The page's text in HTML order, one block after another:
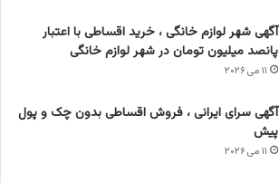
آگهی شهر لوازم خانگی ، خرید اقساطی با اعتبار
پانصد میلیون تومان در شهر لوازم خانگی
۱۱ می ۲۰۲۶
آگهی سرای ایرانی ، فروش اقساطی بدون چک و پول
پیش
۱۱ می ۲۰۲۶